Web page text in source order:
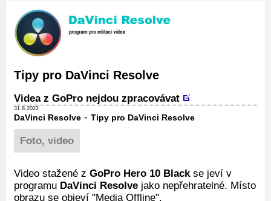
Tipy pro DaVinci Resolve
Videa z GoPro nejdou zpracovávat
31.8.2022
DaVinci Resolve - Tipy pro DaVinci Resolve
Foto, video
Video stažené z GoPro Hero 10 Blackse jeví v
programu DaVinci Resolve jako nepřehratelné. Místo
obrazu se objeví "Media Offline".